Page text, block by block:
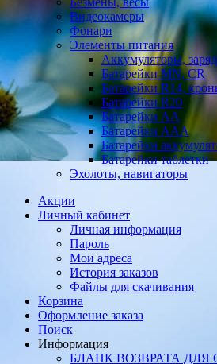
Видеокамеры
Фонари
Элементы питания
Аккумуляторы,
Батарейки MN, CR
Батарейки R14,
Батарейки R20
Батарейки АА
Батарейки ААА
Батарейки
Батарейки таблетки
Эхолоты, навигаторы
Акции
Личный кабинет
Личная информация
Пароль
Мои адреса
История заказов
Файлы для скачивания
Корзина
Оформление заказа
Поиск
Информация
БЛАНК ВОЗВРАТА ДЛЯ